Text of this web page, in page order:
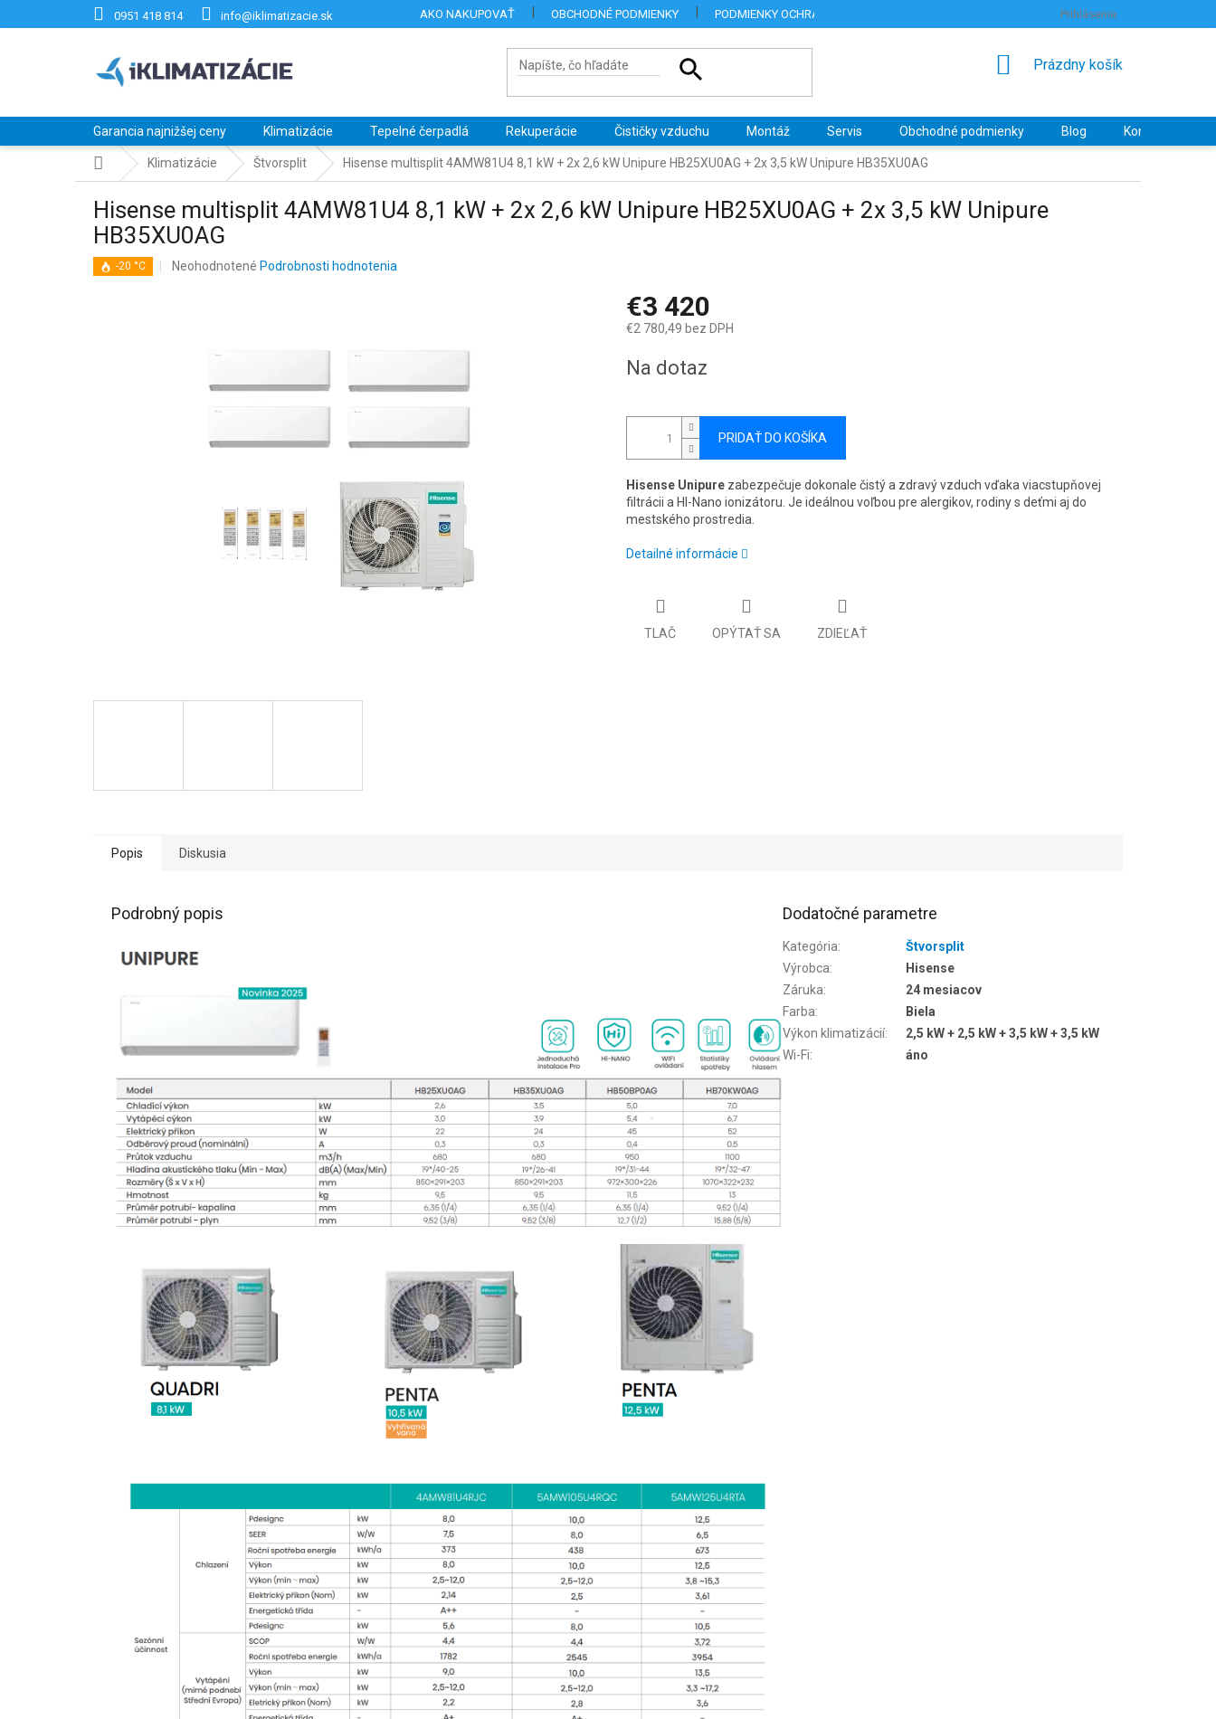
0951 418 814 info@iklimatizacie.sk AKO NAKUPOVAŤ OBCHODNÉ PODMIENKY PODMIENKY OCHRANY OSOBNÝCH ÚDAJOV HODNOTENIE OBCHODU
Prihlásenie
NÁKUPNÝ
Prázdny košík
Garancia najnižšej ceny Klimatizácie Tepelné čerpadlá Rekuperácie Čističky vzduchu Montáž Servis Obchodné podmienky Blog Kontakty
DomovKlimatizácie Štvorsplit Hisense multisplit 4AMW81U4 8,1 kW + 2x 2,6 kW Unipure HB25XU0AG + 2x 3,5 kW Unipure HB35XU0AG
Hisense multisplit 4AMW81U4 8,1 kW + 2x 2,6 kW Unipure HB25XU0AG + 2x 3,5 kW Unipure
HB35XU0AG
-20 °C
Priemerné
hviezdičiek.
Neohodnotené Podrobnosti hodnotenia
€3 420
€2 780,49 bez DPH
cena:
Na dotaz
PRIDAŤ DO KOŠÍKA
Hisense Unipure zabezpečuje dokonale čistý a zdravý vzduch vďaka viacstupňovej
filtrácii a HI-Nano ionizátoru. Je ideálnou voľbou pre alergikov, rodiny s deťmi aj do
mestského prostredia.
Detailné informácie
TLAČ OPÝTAŤ SA ZDIEĽAŤ
Popis Diskusia
Podrobný popis Dodatočné parametre
Kategória:
Štvorsplit
Výrobca:
Hisense
Záruka:
24 mesiacov
Farba:
Biela
Výkon klimatizácií:
2,5 kW + 2,5 kW + 3,5 kW + 3,5 kW
Wi-Fi: áno